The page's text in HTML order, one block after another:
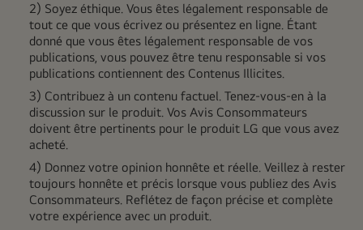
2) Soyez éthique. Vous êtes légalement responsable de
tout ce que vous écrivez ou présentez en ligne. Étant
donné que vous êtes légalement responsable de vos
publications, vous pouvez être tenu responsable si vos
publications contiennent des Contenus Illicites.
3) Contribuez à un contenu factuel. Tenez-vous-en à la
discussion sur le produit. Vos Avis Consommateurs
doivent être pertinents pour le produit LG que vous avez
acheté.
4) Donnez votre opinion honnête et réelle. Veillez à rester
toujours honnête et précis lorsque vous publiez des Avis
Consommateurs. Reflétez de façon précise et complète
votre expérience avec un produit.